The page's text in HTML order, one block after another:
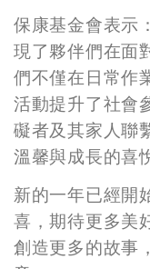
保康基金會表示
現了夥伴們在面
們不僅在日常作
活動提升了社會
礙者及其家人聯
溫馨與成長的喜
新的一年已經開
喜，期待更多美
創造更多的故事